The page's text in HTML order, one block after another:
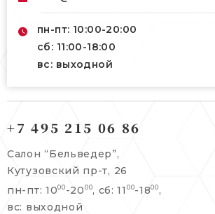
пн-пт: 10:00-20:00
сб: 11:00-18:00
вс: выходной
info@belveder-e.ru
пн-пт: 10:00-20:00
Берсеневский переулок, 3/10с7
+7 495 477 45 43
info@belveder-e.ru
+7 495 215 06 86
Салон “Бельведер”,
Кутузовский пр-т, 26
пн-пт: 1000 -20 00, сб: 11 00-1800 ,
вс: выходной